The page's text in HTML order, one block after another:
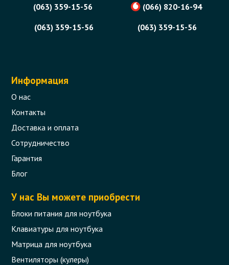
335 грн.
Уточняйте наличие
(063) 359-15-56
(066) 820-16-94
(063) 359-15-56
(063) 359-15-56
Информация
О нас
Контакты
Доставка и оплата
Сотрудничество
Гарантия
Блог
У нас Вы можете приобрести
Блоки питания для ноутбука
Клавиатуры для ноутбука
Матрица для ноутбука
Вентиляторы (кулеры)